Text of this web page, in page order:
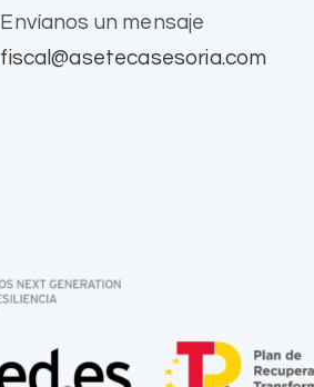
Envíanos un mensaje
fiscal@asetecasesoria.com